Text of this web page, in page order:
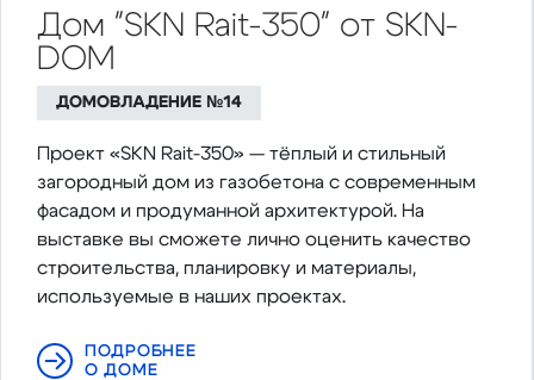
Дом "SKN Rait-350" от SKN-
DOM
ДОМОВЛАДЕНИЕ №14
Проект «SKN Rait-350» — тёплый и стильный
загородный дом из газобетона с современным
фасадом и продуманной архитектурой. На
выставке вы сможете лично оценить качество
строительства, планировку и материалы,
используемые в наших проектах.
ПОДРОБНЕЕ
О ДОМЕ